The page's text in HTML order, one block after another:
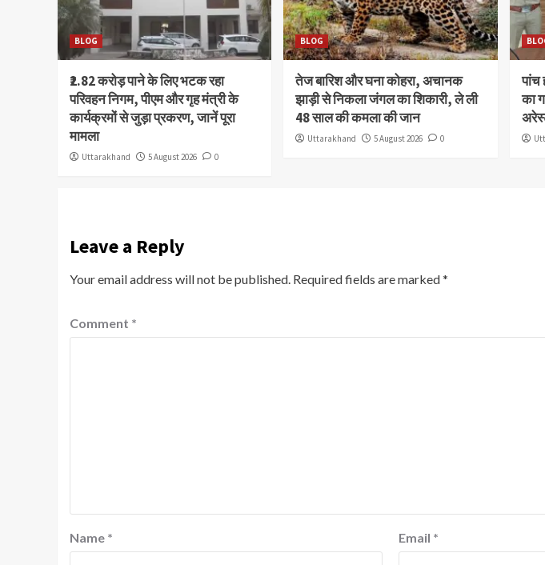
BLOG
₹2.82 करोड़ पाने के लिए भटक रहा
परिवहन निगम, पीएम और गृह मंत्री के
कार्यक्रमों से जुड़ा प्रकरण, जानें पूरा
मामला
Uttarakhand 5 August 2026 0
BLOG
तेज बारिश और घना कोहरा, अचानक
झाड़ी से निकला जंगल का शिकारी, ले ली
48 साल की कमला की जान
Uttarakhand 5 August 2026 0
पांच
का
Leave a Reply
Your email address will not be published. Required fields are marked*
Comment *
Name * Email *